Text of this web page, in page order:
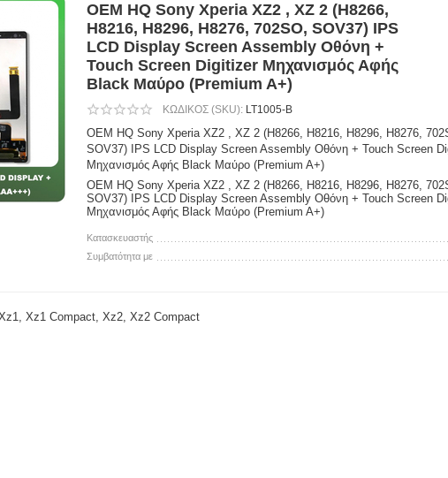
Xz1 Compact, Xz2, Xz2 Compact
OEM HQ Sony Xperia XZ2 , XZ 2 (H8266,
H8216, H8296, H8276, 702SO, SOV37) IPS
LCD Display Screen Assembly Οθόνη +
Touch Screen Digitizer Μηχανισμός Αφής
Black Μαύρο (Premium A+)
ΚΩΔΙΚΟΣ (SKU): LT1005-B
OEM HQ Sony Xperia XZ2 , XZ 2 (H8266, H8216, H8296, H8276,
SOV37) IPS LCD Display Screen Assembly Οθόνη + Touch Screen
Μηχανισμός Αφής Black Μαύρο (Premium A+)
OEM HQ Sony Xperia XZ2 , XZ 2 (H8266, H8216, H8296, H8276,
SOV37) IPS LCD Display Screen Assembly Οθόνη + Touch Screen
Μηχανισμός Αφής Black Μαύρο (Premium A+)
Κατασκευαστής
Συμβατότητα με